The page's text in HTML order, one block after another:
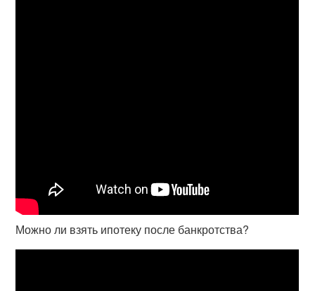
Можно ли взять ипотеку после банкротства?